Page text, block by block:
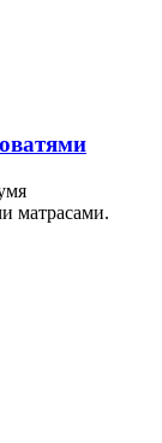
матрасами.